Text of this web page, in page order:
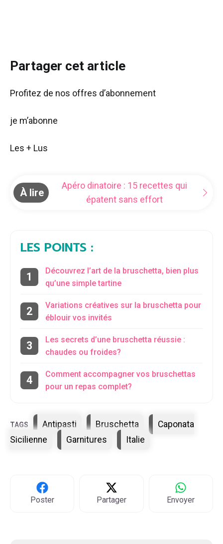
Partager cet article
Profitez de nos offres d’abonnement
je m’abonne
Les + Lus
À lire
Apéro dinatoire : 15 recettes qui
épatent sans effort
LES POINTS :
Découvrez l’art de la bruschetta, bien plus
qu’une simple tartine
Variations créatives sur la bruschetta pour
éblouir vos invités
Les secrets d’une bruschetta réussie :
chaudes ou froides?
Comment accompagner vos bruschettas
pour un repas complet?
Étiquettes
Antipasti Bruschetta
Caponata
Sicilienne
Garnitures Italie
Poster Partager Envoyer